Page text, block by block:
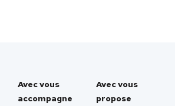
Avec vous
accompagne
Avec vous
propose